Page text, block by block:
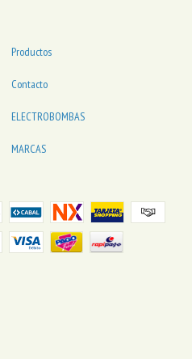
Productos
Contacto
ELECTROBOMBAS
MARCAS